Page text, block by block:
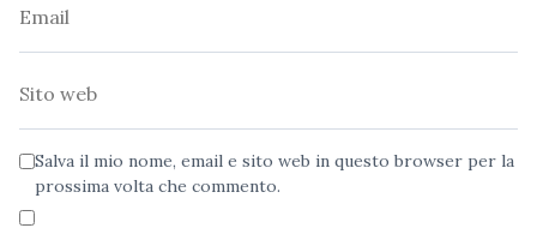
Salva il mio nome, email e sito web in questo browser per la
prossima volta che commento.